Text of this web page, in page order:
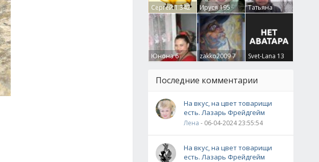
Сергей1 342 Ируся195
Татьяна
Крючкова0
Юнона6 zakko20097 Svet-Lana 13
Последние комментарии
На вкус, на цвет товарищи
есть. Лазарь Фрейдгейм
Лена - 06-04-2024 23:55:54
На вкус, на цвет товарищи
есть. Лазарь Фрейдгейм